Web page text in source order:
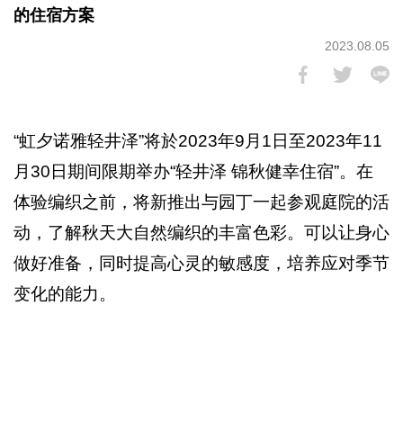
的住宿方案
2023.08.05
“虹夕诺雅轻井泽”将於2023年9月1日至2023年11
月30日期间限期举办“轻井泽 锦秋健幸住宿”。在
体验编织之前，将新推出与园丁一起参观庭院的活
动，了解秋天大自然编织的丰富色彩。可以让身心
做好准备，同时提高心灵的敏感度，培养应对季节
变化的能力。